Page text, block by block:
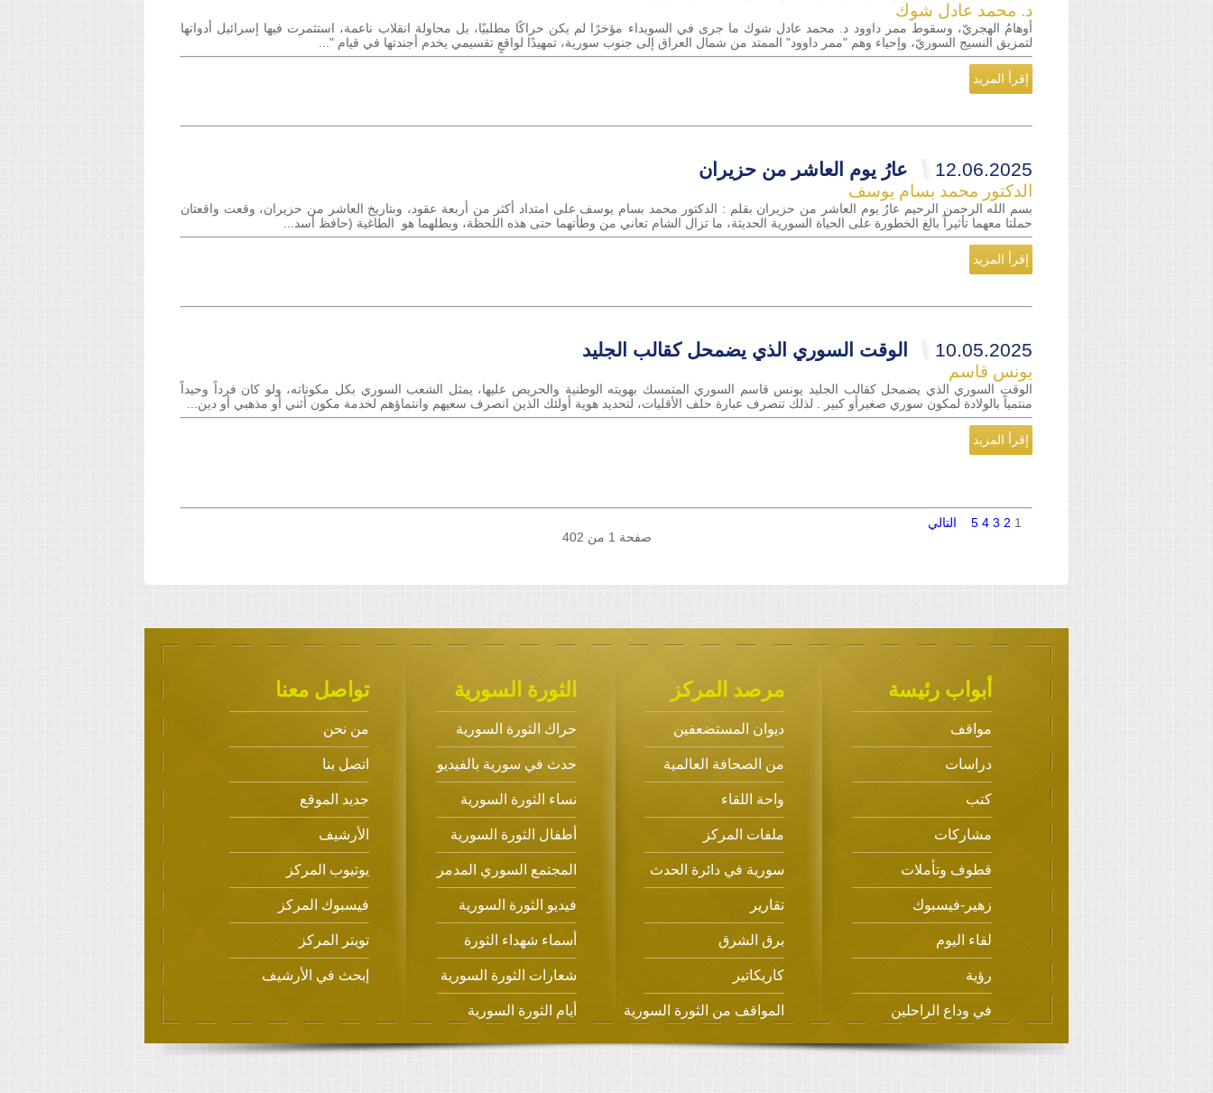
د. محمد عادل شوك
أوهامُ الهجريّ، وسقوط ممر داوود د. محمد عادل شوك ما جرى في السويداء مؤخرًا لم يكن حراكًا مطلبيًا، بل محاولة انقلاب ناعمة، استثمرت فيها إسرائيل أدواتها
لتمزيق النسيج السوريّ، وإحياء وهم "ممر داوود" الممتد من شمال العراق إلى جنوب سورية، تمهيدًا لواقعٍ تقسيمي يخدم أجندتها في قيام "...
إقرأ المزيد
12.06.2025 عارُ يوم العاشر من حزيران
الدكتور محمد بسام يوسف
بسم الله الرحمن الرحيم عارُ يوم العاشر من حزيران بقلم : الدكتور محمد بسام يوسف على امتداد أكثر من أربعة عقود، وبتاريخ العاشر من حزيران، وقعت واقعتان
حملتا معهما تأثيراً بالغ الخطورة على الحياة السورية الحديثة، ما تزال الشام تعاني من وطأتهما حتى هذه اللحظة، وبطلهما هو الطاغية (حافظ أسد...
إقرأ المزيد
10.05.2025 الوقت السوري الذي يضمحل كقالب الجليد
يونس قاسم
الوقت السوري الذي يضمحل كقالب الجليد يونس قاسم السوري المتمسك بهويته الوطنية والحريص عليها، يمثل الشعب السوري بكل مكوناته، ولو كان فرداً وحيداً
منتمياً بالولادة لمكون سوري صغيرأو كبير . لذلك تنصرف عبارة حلف الأقليات، لتحديد هوية أولئك الذين انصرف سعيهم وانتماؤهم لخدمة مكون أثني أو مذهبي أو دين...
إقرأ المزيد
1
2
3
4
5
التالي
صفحة 1 من 402
أبواب رئيسة
مواقف
دراسات
كتب
مشاركات
قطوف وتأملات
زهير-فيسبوك
لقاء اليوم
رؤية
في وداع الراحلين
مرصد المركز
ديوان المستضعفين
من الصحافة العالمية
واحة اللقاء
ملفات المركز
سورية في دائرة الحدث
تقارير
برق الشرق
كاريكاتير
المواقف من الثورة السورية
الثورة السورية
حراك الثورة السورية
حدث في سورية بالفيديو
نساء الثورة السورية
أطفال الثورة السورية
المجتمع السوري المدمر
فيديو الثورة السورية
أسماء شهداء الثورة
شعارات الثورة السورية
أيام الثورة السورية
تواصل معنا
من نحن
اتصل بنا
جديد الموقع
الأرشيف
يوتيوب المركز
فيسبوك المركز
تويتر المركز
إبحث في الأرشيف